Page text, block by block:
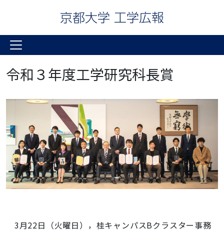
令和３年度工学研究科長賞
3月22日（火曜日），桂キャンパスBクラスター事務